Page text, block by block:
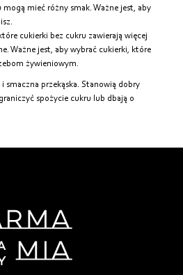
mogą mieć różny smak. Ważne jest, aby
cukierki bez cukru zawierają więcej
Ważne jest, aby wybrać cukierki, które
żywieniowym.
smaczna przekąska. Stanowią dobry
spożycie cukru lub dbają o